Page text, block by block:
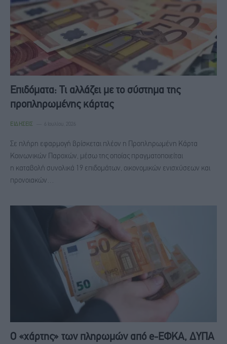
Επιδόματα: Τι αλλάζει με το σύστημα της
προπληρωμένης κάρτας
ΕΙΔΉΣΕΙΣ 6 Ιουλίου, 2026
Σε πλήρη εφαρμογή βρίσκεται πλέον η Προπληρωμένη Κάρτα
Κοινωνικών Παροχών, μέσω της οποίας πραγματοποιείται
η καταβολή συνολικά 19 επιδομάτων, οικονομικών ενισχύσεων και
προνοιακών…
Ο «χάρτης» των πληρωμών από e-ΕΦΚΑ, ΔΥΠΑ